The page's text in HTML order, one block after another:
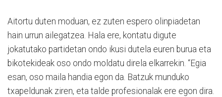
Aitortu duten moduan, ez zuten espero olinpiadetan
hain urrun ailegatzea. Hala ere, kontatu digute
jokatutako partidetan ondo ikusi dutela euren burua eta
bikotekideak oso ondo moldatu direla elkarrekin. “Egia
esan, oso maila handia egon da. Batzuk munduko
txapeldunak ziren, eta talde profesionalak ere egon dira.